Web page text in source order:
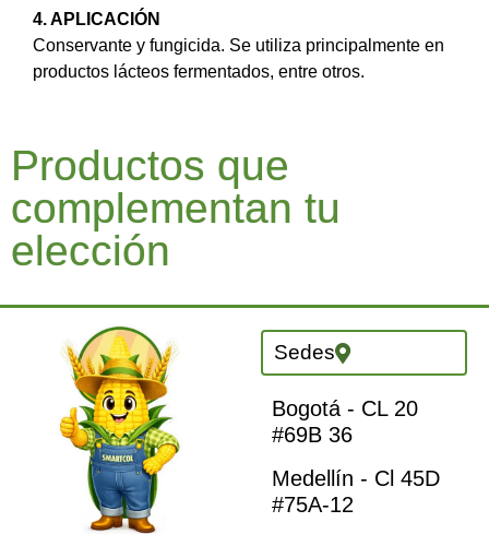
4. APLICACIÓN
Conservante y fungicida. Se utiliza principalmente en
productos lácteos fermentados, entre otros.
Productos que
complementan tu
elección
Sedes
Bogotá - CL 20
#69B 36
Medellín - Cl 45D
#75A-12